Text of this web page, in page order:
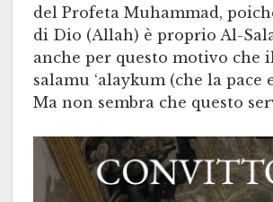
del Profeta Muhammad,
di Dio (Allah) è proprio Al-
anche per questo motivo che
salamu ‘alaykum (che la
Ma non sembra che questo